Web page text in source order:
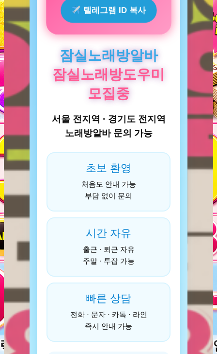
텔레그램 ID 복사
잠실노래방알바
잠실노래방도우미
모집중
서울 전지역 · 경기도 전지역
노래방알바 문의 가능
초보 환영
처음도 안내 가능
부담 없이 문의
시간 자유
출근 · 퇴근 자유
주말 · 투잡 가능
빠른 상담
전화 · 문자 · 카톡 · 라인
즉시 안내 가능